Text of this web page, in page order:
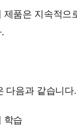
제품은 지속적으
다음과 같습니다.
학습